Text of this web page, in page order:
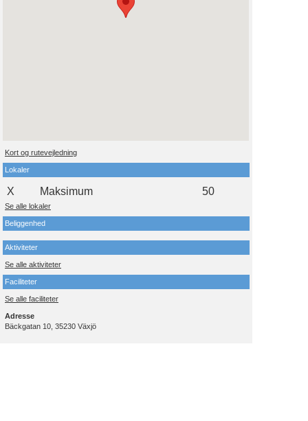
Kort og rutevejledning
Lokaler
X Maksimum 50
Se alle lokaler
Beliggenhed
Aktiviteter
Se alle aktiviteter
Faciliteter
Se alle faciliteter
Adresse
Bäckgatan 10, 35230 Växjö